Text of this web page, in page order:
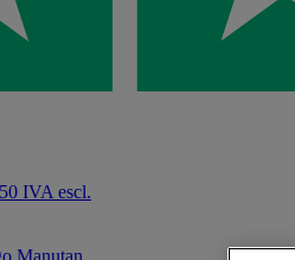
IVA escl.